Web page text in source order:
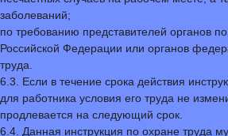
заболеваний;
по требованию представителей органов
Российской Федерации или органов
труда.
6.3. Если в течение срока действия
для работника условия его труда не
продлевается на следующий срок.
6.4. Данная инструкция по охране труда